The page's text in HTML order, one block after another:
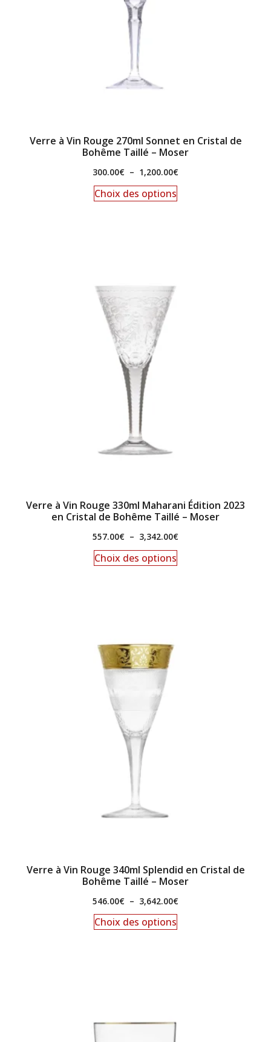
Verre à Vin Rouge 270ml Sonnet en Cristal de
Bohême Taillé – Moser
300.00€ – 1,200.00€
Choix des options
Verre à Vin Rouge 330ml Maharani Édition 2023
en Cristal de Bohême Taillé – Moser
557.00€ – 3,342.00€
Choix des options
Verre à Vin Rouge 340ml Splendid en Cristal de
Bohême Taillé – Moser
546.00€ – 3,642.00€
Choix des options